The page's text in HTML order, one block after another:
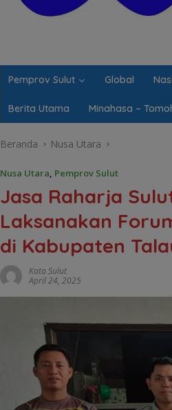
Pemprov Sulut Global
Berita Utama Minahasa –
Beranda Nusa Utara
Nusa Utara, Pemprov Sulut
Jasa Raharja
Laksanakan
di Kabupaten
Kata Sulut
April 24, 2025